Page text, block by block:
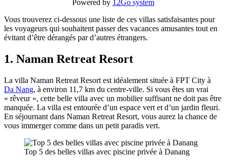
Powered by 12Go system
Vous trouverez ci-dessous une liste de ces villas satisfaisantes pour
les voyageurs qui souhaitent passer des vacances amusantes tout en
évitant d’être dérangés par d’autres étrangers.
1. Naman Retreat Resort
La villa Naman Retreat Resort est idéalement située à FPT City à
Da Nang, à environ 11,7 km du centre-ville. Si vous êtes un vrai
« rêveur », cette belle villa avec un mobilier suffisant ne doit pas être
manquée. La villa est entourée d’un espace vert et d’un jardin fleuri.
En séjournant dans Naman Retreat Resort, vous aurez la chance de
vous immerger comme dans un petit paradis vert.
Top 5 des belles villas avec piscine privée à Danang